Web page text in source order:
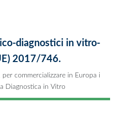
diagnostici in vitro-
2017/746.
commercializzare in Europa i
Diagnostica in Vitro